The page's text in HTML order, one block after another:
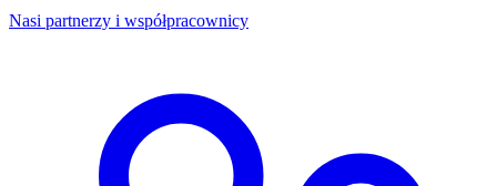
Nasi partnerzy i współpracownicy